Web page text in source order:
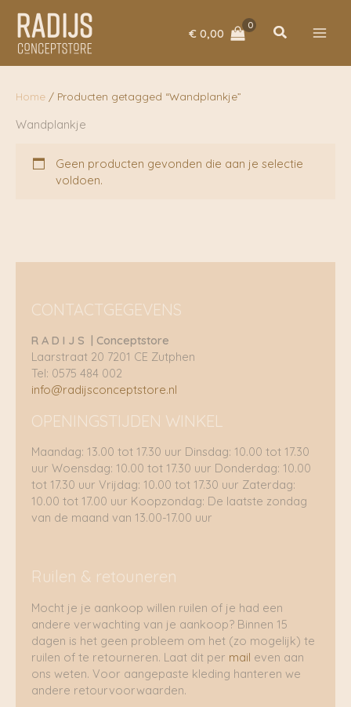
naar
inhoud
€ 0,00 Zoeken
Home / Producten getagged “Wandplankje”
Wandplankje
Geen producten gevonden die aan je selectie
voldoen.
CONTACTGEGEVENS
R A D I J S | Conceptstore
Laarstraat 20 7201 CE Zutphen
Tel: 0575 484 002
info@radijsconceptstore.nl
OPENINGSTIJDEN WINKEL
Maandag: 13.00 tot 17.30 uur Dinsdag: 10.00 tot 17.30
uur Woensdag: 10.00 tot 17.30 uur Donderdag: 10.00
tot 17.30 uur Vrijdag: 10.00 tot 17.30 uur Zaterdag:
10.00 tot 17.00 uur Koopzondag: De laatste zondag
van de maand van 13.00-17.00 uur
Ruilen & retouneren
Mocht je je aankoop willen ruilen of je had een
andere verwachting van je aankoop? Binnen 15
dagen is het geen probleem om het (zo mogelijk) te
ruilen of te retourneren. Laat dit per mail even aan
ons weten. Voor aangepaste kleding hanteren we
andere retourvoorwaarden.